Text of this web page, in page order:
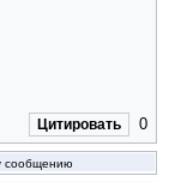
Цитировать 0
сообщению